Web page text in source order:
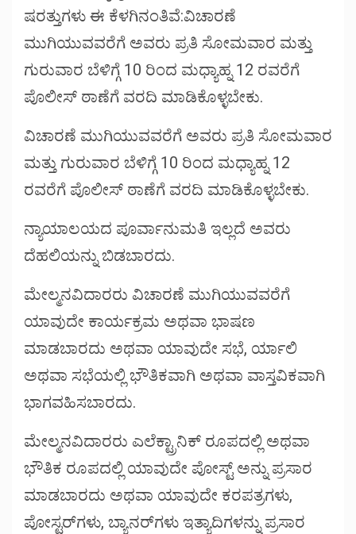
ಷರತ್ತುಗಳು ಈ ಕೆಳಗಿನಂತಿವೆ:ವಿಚಾರಣೆ
ಮುಗಿಯುವವರೆಗೆ ಅವರು ಪ್ರತಿ ಸೋಮವಾರ ಮತ್ತು
ಗುರುವಾರ ಬೆಳಿಗ್ಗೆ 10 ರಿಂದ ಮಧ್ಯಾಹ್ನ 12 ರವರೆಗೆ
ಪೊಲೀಸ್ ಠಾಣೆಗೆ ವರದಿ ಮಾಡಿಕೊಳ್ಳಬೇಕು.
ವಿಚಾರಣೆ ಮುಗಿಯುವವರೆಗೆ ಅವರು ಪ್ರತಿ ಸೋಮವಾರ
ಮತ್ತು ಗುರುವಾರ ಬೆಳಿಗ್ಗೆ 10 ರಿಂದ ಮಧ್ಯಾಹ್ನ 12
ರವರೆಗೆ ಪೊಲೀಸ್ ಠಾಣೆಗೆ ವರದಿ ಮಾಡಿಕೊಳ್ಳಬೇಕು.
ನ್ಯಾಯಾಲಯದ ಪೂರ್ವಾನುಮತಿ ಇಲ್ಲದೆ ಅವರು
ದೆಹಲಿಯನ್ನು ಬಿಡಬಾರದು.
ಮೇಲ್ಮನವಿದಾರರು ವಿಚಾರಣೆ ಮುಗಿಯುವವರೆಗೆ
ಯಾವುದೇ ಕಾರ್ಯಕ್ರಮ ಅಥವಾ ಭಾಷಣ
ಮಾಡಬಾರದು ಅಥವಾ ಯಾವುದೇ ಸಭೆ, ರ್ಯಾಲಿ
ಅಥವಾ ಸಭೆಯಲ್ಲಿ ಭೌತಿಕವಾಗಿ ಅಥವಾ ವಾಸ್ತವಿಕವಾಗಿ
ಭಾಗವಹಿಸಬಾರದು.
ಮೇಲ್ಮನವಿದಾರರು ಎಲೆಕ್ಟ್ರಾನಿಕ್ ರೂಪದಲ್ಲಿ ಅಥವಾ
ಭೌತಿಕ ರೂಪದಲ್ಲಿ ಯಾವುದೇ ಪೋಸ್ಟ್ ಅನ್ನು ಪ್ರಸಾರ
ಮಾಡಬಾರದು ಅಥವಾ ಯಾವುದೇ ಕರಪತ್ರಗಳು,
ಪೋಸ್ಟರ್‌ಗಳು, ಬ್ಯಾನರ್‌ಗಳು ಇತ್ಯಾದಿಗಳನ್ನು ಪ್ರಸಾರ